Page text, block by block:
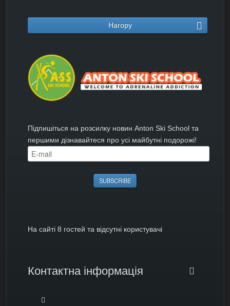
Нагору
Підпишіться на розсилку новин Anton Ski School та
першими дізнавайтеся про усі майбутні подорожі!
На сайті 8 гостей та відсутні користувачі
Контактна інформація